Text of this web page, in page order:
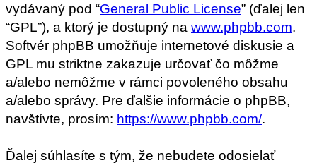
vydávaný pod “General Public License” (ďalej len
“GPL”), a ktorý je dostupný na www.phpbb.com.
Softvér phpBB umožňuje internetové diskusie a
GPL mu striktne zakazuje určovať čo môžme
a/alebo nemôžme v rámci povoleného obsahu
a/alebo správy. Pre ďalšie informácie o phpBB,
navštívte, prosím: https://www.phpbb.com/.
Ďalej súhlasíte s tým, že nebudete odosielať